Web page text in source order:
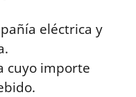
eléctrica y
cuyo importe